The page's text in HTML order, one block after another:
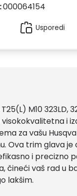
M10 323LD,
visokokvalitetna i
za vašu
Ova trim glava je
i precizno
čineći vaš rad u
lakšim.
000064154
Usporedi